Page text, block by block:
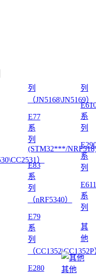
）
列
（JN5168\JN5169）
E77
系
列
(STM32***/
E83
系
列
（nRF5340）
E79
系
列
（
E280
列
系
列
系
列
E611
系
列
其
他
其他